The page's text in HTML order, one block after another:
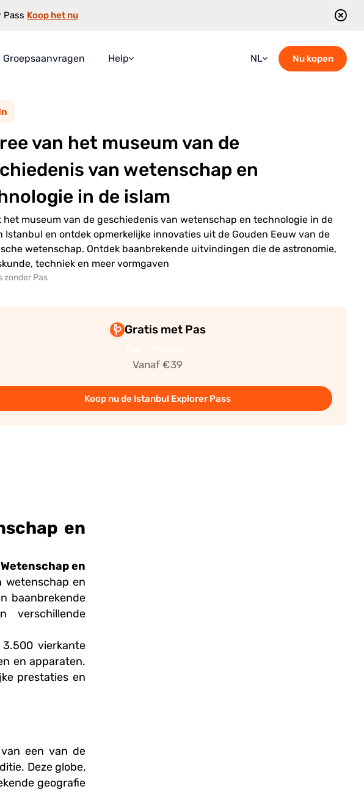
Pass Koop het nu
Groepsaanvragen Help
Blog
Neem contact met ons op
NL
Romanian
Russian
Nu kopen
van het museum van de
van wetenschap en
in de islam
het museum van de geschiedenis van wetenschap en technologie in de
Istanbul en ontdek opmerkelijke innovaties uit de Gouden Eeuw van de
wetenschap. Ontdek baanbrekende uitvindingen die de astronomie,
techniek en meer vormgaven
zonder Pas
Gratis met Pas
Vanaf €39
Koop nu de Istanbul Explorer Pass
en
en
wetenschap en
baanbrekende
verschillende
vierkante
en apparaten.
prestaties en
een van de
Deze globe,
geografie